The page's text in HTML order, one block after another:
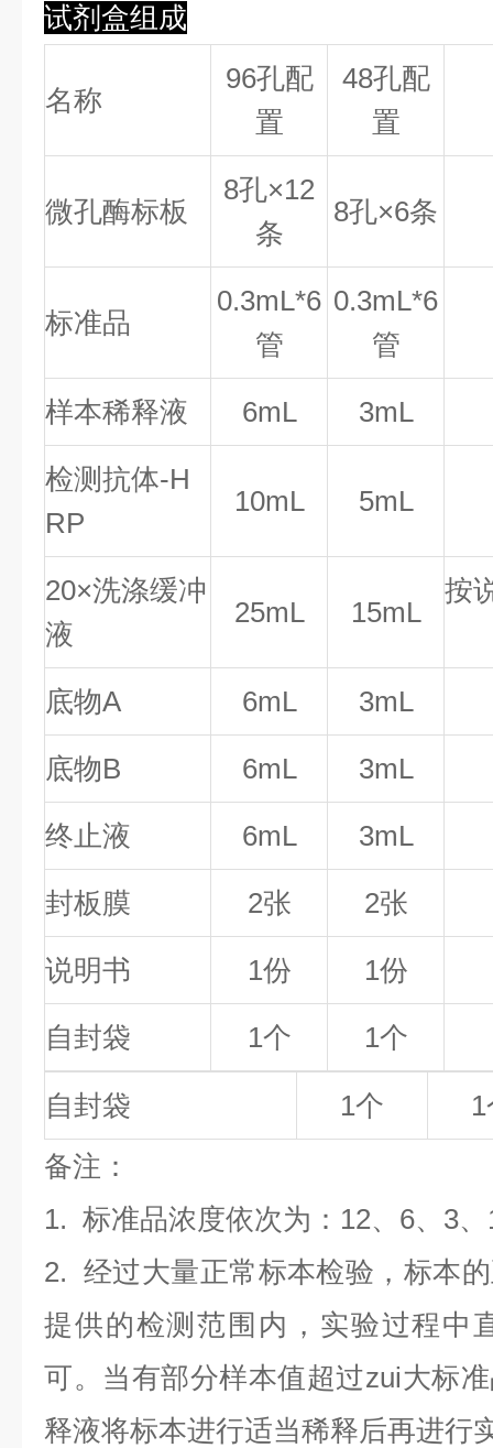
试剂盒组成
名称
96孔配
置
48孔配
置
微孔酶标板
8孔×12
条
8孔×6条
标准品
0.3mL*6
管
0.3mL*6
管
样本稀释液 6mL 3mL
检测抗体-H
RP
10mL 5mL
20×洗涤缓冲
液
25mL 15mL
按
底物A 6mL 3mL
底物B 6mL 3mL
终止液 6mL 3mL
封板膜 2张 2张
说明书 1份 1份
自封袋 1个 1个
自封袋 1个
备注 ：
1. 标准品浓度依次为：12、6、3
2. 经过大量正常标本检验，标本
提供的检测范围内，实验过程中
可。当有部分样本值超过zui大标
释液将标本进行适当稀释后再进行